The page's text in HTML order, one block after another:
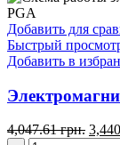
Добавить для
Быстрый
Добавить в
4,047.61грн.